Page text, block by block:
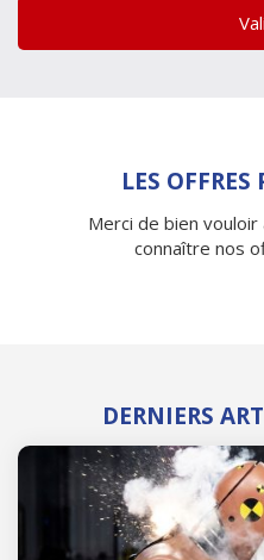
LES OFFRES
Merci de bien
connaître nos
DERNIERS